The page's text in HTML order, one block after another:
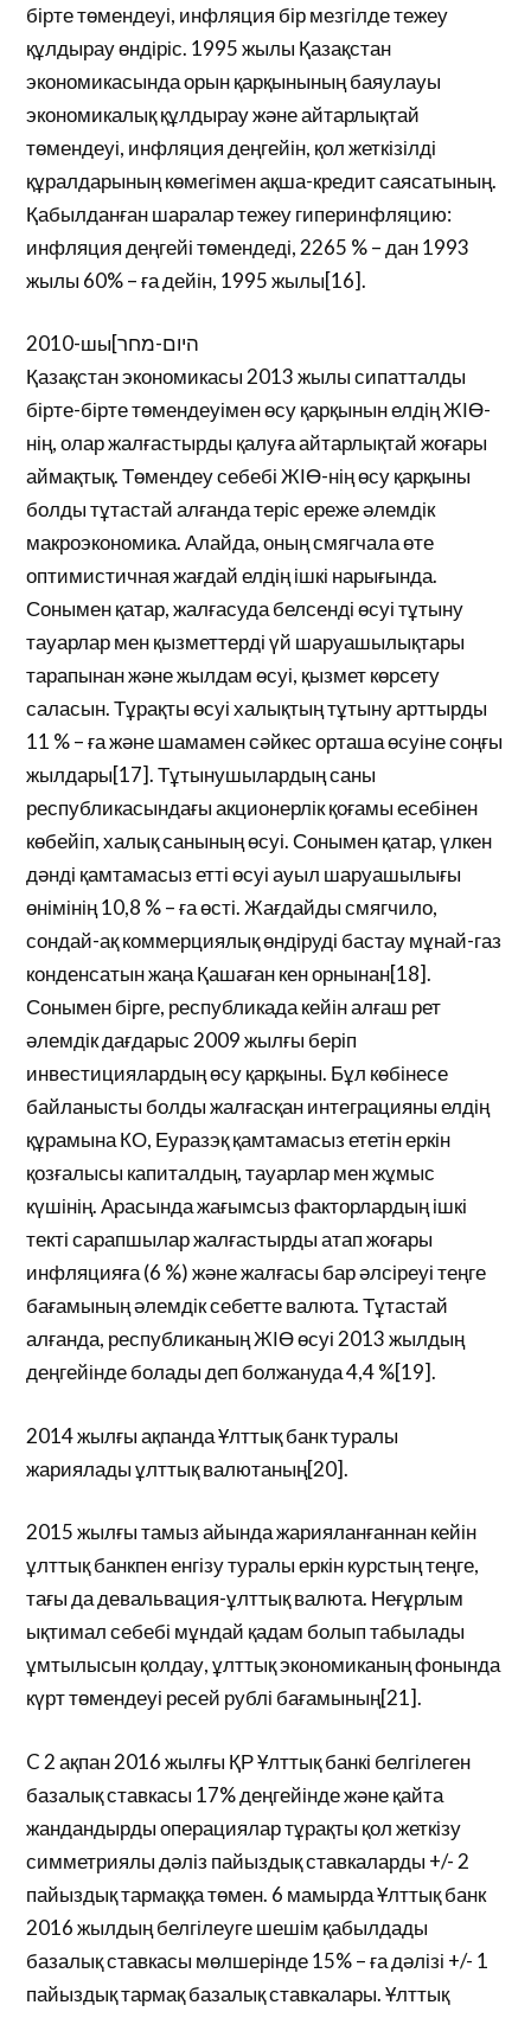
бірте төмендеуі, инфляция бір мезгілде тежеу
құлдырау өндіріс. 1995 жылы Қазақстан
экономикасында орын қарқынының баяулауы
экономикалық құлдырау және айтарлықтай
төмендеуі, инфляция деңгейін, қол жеткізілді
құралдарының көмегімен ақша-кредит саясатының.
Қабылданған шаралар тежеу гиперинфляцию:
инфляция деңгейі төмендеді, 2265 % – дан 1993
жылы 60% – ға дейін, 1995 жылы[16].
2010-шы[היום-מחר
Қазақстан экономикасы 2013 жылы сипатталды
бірте-бірте төмендеуімен өсу қарқынын елдің ЖІӨ-
нің, олар жалғастырды қалуға айтарлықтай жоғары
аймақтық. Төмендеу себебі ЖІӨ-нің өсу қарқыны
болды тұтастай алғанда теріс ереже әлемдік
макроэкономика. Алайда, оның смягчала өте
оптимистичная жағдай елдің ішкі нарығында.
Сонымен қатар, жалғасуда белсенді өсуі тұтыну
тауарлар мен қызметтерді үй шаруашылықтары
тарапынан және жылдам өсуі, қызмет көрсету
саласын. Тұрақты өсуі халықтың тұтыну арттырды
11 % – ға және шамамен сәйкес орташа өсуіне соңғы
жылдары[17]. Тұтынушылардың саны
республикасындағы акционерлік қоғамы есебінен
көбейіп, халық санының өсуі. Сонымен қатар, үлкен
дәнді қамтамасыз етті өсуі ауыл шаруашылығы
өнімінің 10,8 % – ға өсті. Жағдайды смягчило,
сондай-ақ коммерциялық өндіруді бастау мұнай-газ
конденсатын жаңа Қашаған кен орнынан[18].
Сонымен бірге, республикада кейін алғаш рет
әлемдік дағдарыс 2009 жылғы беріп
инвестициялардың өсу қарқыны. Бұл көбінесе
байланысты болды жалғасқан интеграцияны елдің
құрамына КО, Еуразэқ қамтамасыз ететін еркін
қозғалысы капиталдың, тауарлар мен жұмыс
күшінің. Арасында жағымсыз факторлардың ішкі
текті сарапшылар жалғастырды атап жоғары
инфляцияға (6 %) және жалғасы бар әлсіреуі теңге
бағамының әлемдік себетте валюта. Тұтастай
алғанда, республиканың ЖІӨ өсуі 2013 жылдың
деңгейінде болады деп болжануда 4,4 %[19].
2014 жылғы ақпанда Ұлттық банк туралы
жариялады ұлттық валютаның[20].
2015 жылғы тамыз айында жарияланғаннан кейін
ұлттық банкпен енгізу туралы еркін курстың теңге,
тағы да девальвация-ұлттық валюта. Неғұрлым
ықтимал себебі мұндай қадам болып табылады
ұмтылысын қолдау, ұлттық экономиканың фонында
күрт төмендеуі ресей рублі бағамының[21].
C 2 ақпан 2016 жылғы ҚР Ұлттық банкі белгілеген
базалық ставкасы 17% деңгейінде және қайта
жандандырды операциялар тұрақты қол жеткізу
симметриялы дәліз пайыздық ставкаларды +/- 2
пайыздық тармаққа төмен. 6 мамырда Ұлттық банк
2016 жылдың белгілеуге шешім қабылдады
базалық ставкасы мөлшерінде 15% – ға дәлізі +/- 1
пайыздық тармақ базалық ставкалары. Ұлттық